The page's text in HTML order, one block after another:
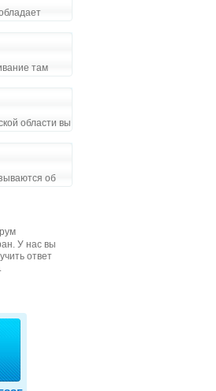
там
области вы
об
У нас вы
ответ